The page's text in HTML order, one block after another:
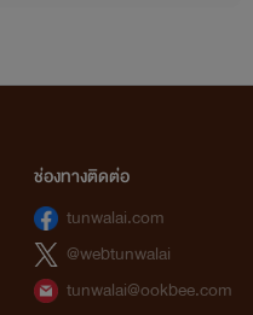
ช่องทางติดต่อ
tunwalai.com
@webtunwalai
tunwalai@ookbee.com